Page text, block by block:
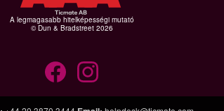
A legmagasabb hitelképességi mutató
© Dun & Bradstreet 2026